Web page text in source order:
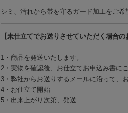
シミ、汚れから帯を守るガード加工をご
【未仕立てでお送りさせていただく場合
1・商品を発送いたします。
2・実物を確認後、お仕立てお申込み書に
3・弊社からお送りするメールに沿って、
4・お仕立て開始
5・出来上がり次第、発送